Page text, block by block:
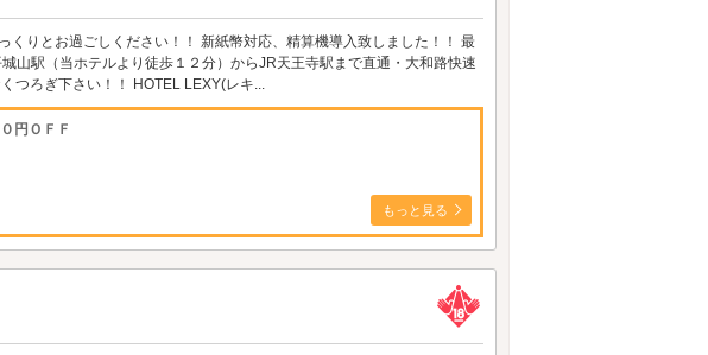
りとお過ごしください！！ 新紙幣対応、精算機導入致しました！！ 最
山駅（当ホテルより徒歩１２分）からJR天王寺駅まで直通・大和路快速
つろぎ下さい！！ HOTEL LEXY(レキ...
円ＯＦＦ
もっと見る